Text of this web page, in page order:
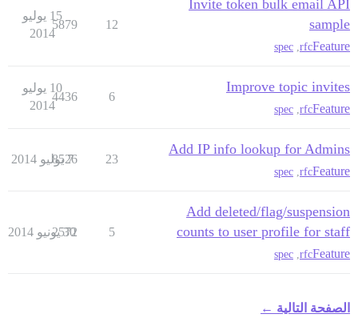
Invite token bulk email API
sample
Feature
rfc
spec
12
5879
15 يوليو
2014
Improve topic invites
Feature
rfc
spec
6
4436
10 يوليو
2014
Add IP info lookup for Admins
Feature
rfc
spec
23
8526
7 يوليو 2014
Add deleted/flag/suspension
counts to user profile for staff
Feature
rfc
spec
5
2572
30 يونيو 2014
الصفحة التالية ←